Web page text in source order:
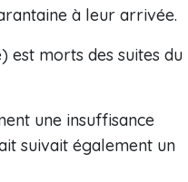
à leur arrivée.
est morts des suites du
une insuffisance
suivait également un